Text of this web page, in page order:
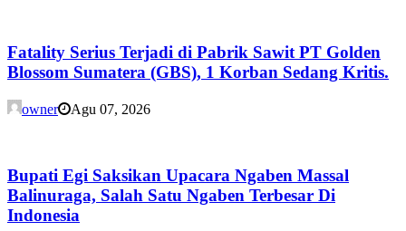
Fatality Serius Terjadi di Pabrik Sawit PT Golden
Blossom Sumatera (GBS), 1 Korban Sedang Kritis.
owner Agu 07, 2026
Bupati Egi Saksikan Upacara Ngaben Massal
Balinuraga, Salah Satu Ngaben Terbesar Di
Indonesia